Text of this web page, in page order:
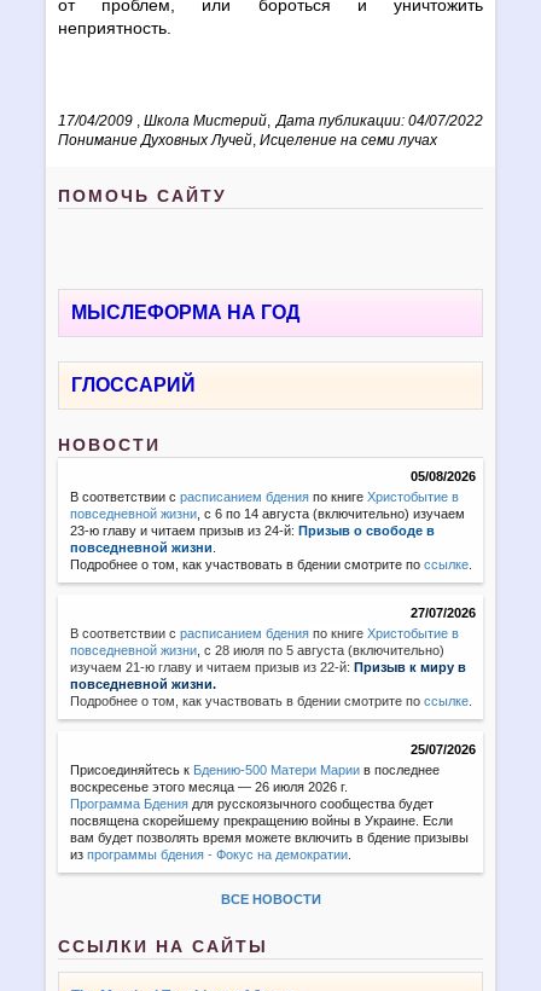
от проблем, или бороться и уничтожить
неприятность.
17/04/2009 Дата публикации: 04/07/2022
,Школа Мистерий
Понимание Духовных Лучей ,Исцеление на семи лучах
ПОМОЧЬ САЙТУ
МЫСЛЕФОРМА НА ГОД
ГЛОССАРИЙ
НОВОСТИ
05/08/2026
В соответствии срасписанием бдения по книгеХристобытие в
повседневной жизни , с 6 по 14 августа (включительно) изучаем
23-ю главу и читаем призыв из 24-й:Призыв о свободе в
повседневной жизни
Подробнее о том, как участвовать в бдении смотрите поссылке
27/07/2026
В соответствии с расписанием бдения по книгеХристобытие в
повседневной жизни с 28 июля по 5 августа (включительно)
изучаем 21-ю главу и читаем призыв из 22-й:Призыв к миру в
повседневной жизни.
Подробнее о том, как участвовать в бдении смотрите поссылке
25/07/2026
Присоединяйтесь к Бдению-500 Матери Марии в последнее
воскресенье этого месяца — 26 июля 2026 г.
Программа Бдения для русскоязычного сообщества будет
посвящена скорейшему прекращению войны в Украине. Если
вам будет позволять время можете включить в бдение призывы
изпрограммы бдения - Фокус на демократии
ВСЕ НОВОСТИ
ССЫЛКИ НА САЙТЫ